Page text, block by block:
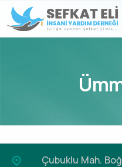
Çubuklu Mah.